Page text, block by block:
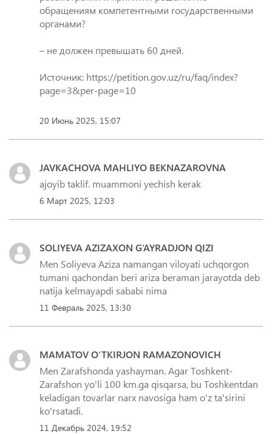
обращениям компетентными государственными
органами?
– не должен превышать 60 дней.
Источник: https://petition.gov.uz/ru/faq/index?
page=3&per-page=10
20 Июнь 2025, 15:07
JAVKACHOVA MAHLIYO BEKNAZAROVNA
ajoyib taklif. muammoni yechish kerak
6 Март 2025, 12:03
SOLIYEVA AZIZAXON G‘AYRADJON QIZI
Men Soliyeva Aziza namangan viloyati uchqorgon
tumani qachondan beri ariza beraman jarayotda deb
natija kelmayapdi sababi nima
11 Февраль 2025, 13:30
MAMATOV O‘TKIRJON RAMAZONOVICH
Men Zarafshonda yashayman. Agar Toshkent-
Zarafshon yo'li 100 km.ga qisqarsa, bu Toshkentdan
keladigan tovarlar narx navosiga ham o'z ta'sirini
ko'rsatadi.
11 Декабрь 2024, 19:52